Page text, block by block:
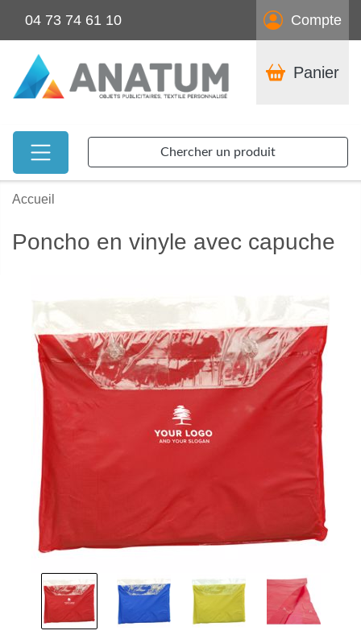
04 73 74 61 10 Compte
Panier
Chercher un produit
Accueil
Poncho en vinyle avec capuche